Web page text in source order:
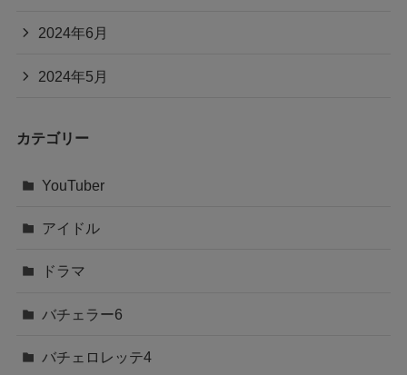
2024年6月
2024年5月
カテゴリー
YouTuber
アイドル
ドラマ
バチェラー6
バチェロレッテ4